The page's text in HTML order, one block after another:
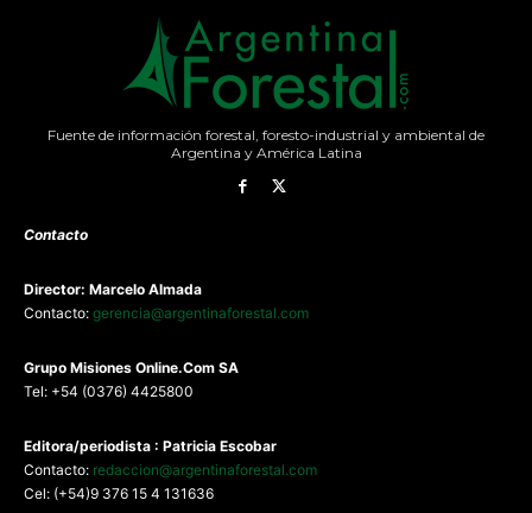
Fuente de información forestal, foresto-industrial y ambiental de
Argentina y América Latina
Contacto
Director: Marcelo Almada
Contacto: gerencia@argentinaforestal.com
Grupo Misiones Online.Com SA
Tel: +54 (0376) 4425800
Editora/periodista : Patricia Escobar
Contacto: redaccion@argentinaforestal.com
Cel: (+54)9 376 15 4 131636